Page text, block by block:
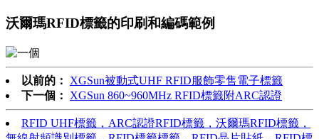
沃爾瑪RFID標籤的印刷和編碼範例
以前的：
XGSun被動式UHF RFID服飾零售電子標籤
下一個：
XGSun 860~960MHz RFID標籤附ARC認證
RFID UHF標籤，ARC認證RFID標籤，沃爾瑪RFID標籤，